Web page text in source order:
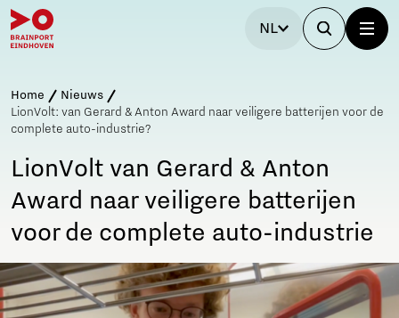
NL
Home
Nieuws
LionVolt: van Gerard & Anton Award naar veiligere batterijen voor de
complete auto-industrie?
LionVolt van Gerard & Anton
Award naar veiligere batterijen
voor de complete auto-industrie